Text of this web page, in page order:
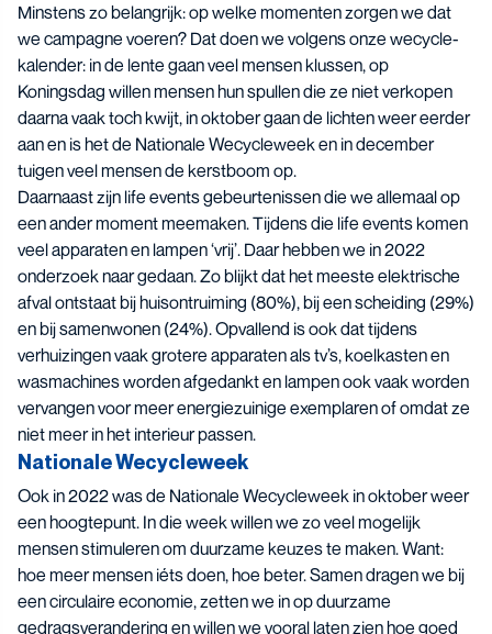
Minstens zo belangrijk: op welke momenten zorgen we dat
we campagne voeren? Dat doen we volgens onze wecycle-
kalender: in de lente gaan veel mensen klussen, op
Koningsdag willen mensen hun spullen die ze niet verkopen
daarna vaak toch kwijt, in oktober gaan de lichten weer eerder
aan en is het de Nationale Wecycleweek en in december
tuigen veel mensen de kerstboom op.
Daarnaast zijn life events gebeurtenissen die we allemaal op
een ander moment meemaken. Tijdens die life events komen
veel apparaten en lampen ‘vrij’. Daar hebben we in 2022
onderzoek naar gedaan. Zo blijkt dat het meeste elektrische
afval ontstaat bij huisontruiming (80%), bij een scheiding (29%)
en bij samenwonen (24%). Opvallend is ook dat tijdens
verhuizingen vaak grotere apparaten als tv’s, koelkasten en
wasmachines worden afgedankt en lampen ook vaak worden
vervangen voor meer energiezuinige exemplaren of omdat ze
niet meer in het interieur passen.
Nationale Wecycleweek
Ook in 2022 was de Nationale Wecycleweek in oktober weer
een hoogtepunt. In die week willen we zo veel mogelijk
mensen stimuleren om duurzame keuzes te maken. Want:
hoe meer mensen iéts doen, hoe beter. Samen dragen we bij
een circulaire economie, zetten we in op duurzame
gedragsverandering en willen we vooral laten zien hoe goed